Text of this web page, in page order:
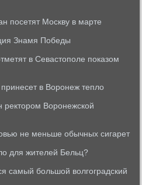
посетят Москву в марте
Знамя Победы
в Севастополе показом
в Воронеж тепло
ректором Воронежской
не меньше обычных сигарет
для жителей Бельц?
самый большой волгоградский